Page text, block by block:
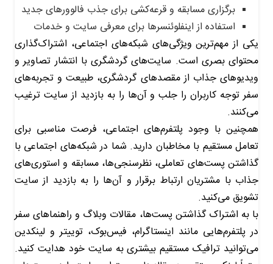
برگزاری مسابقه و قرعه‌کشی‌ برای جذب فالوورهای جدید
استفاده از اینفلوئنسرها برای معرفی سایت و خدمات
یکی از مهم‌ترین ویژگی‌های شبکه‌های اجتماعی، اشتراک‌گذاری
محتوای بصری است. سایت‌های گردشگری با انتشار تصاویر و
ویدیوهای جذاب از مقصدهای گردشگری، طبیعت و تجربه‌های
سفر توجه کاربران را جلب و آن‌ها را به بازدید از سایت ترغیب
می‌کنند.
همچنین با وجود پلتفرم‌های اجتماعی، فرصت مناسبی برای
تعامل مستقیم با مخاطبان دارید. شما در شبکه‌های اجتماعی با
گذاشتن پست‌های تعاملی، نظرسنجی‌ها، مسابقه و استوری‌های
جذاب با مشتریان ارتباط برقرار و آن‌ها را به بازدید از سایت
تشویق می‌کنید.
با به اشتراک گذاشتن پست‌ها، مقالات وبلاگ و راهنماهای سفر
در پلتفرم‌هایی مانند اینستاگرام، فیس‌بوک، توییتر و لینکدین
می‌توانید ترافیک مستقیم بیشتری به سایت خود هدایت کنید.